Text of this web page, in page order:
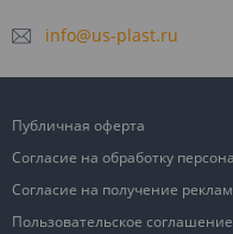
info@us-plast.ru
Публичная оферта
Согласие на обработку
Согласие на получение
Пользовательское соглашение